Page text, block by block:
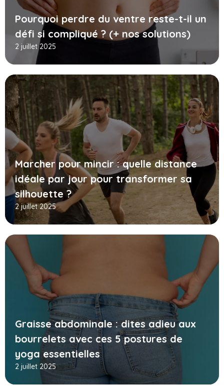
Pourquoi perdre du ventre reste-t-il un
défi si compliqué ? (+ nos solutions)
2 juillet 2025
Marcher pour mincir : quelle distance
idéale par jour pour transformer sa
silhouette ?
2 juillet 2025
Graisse abdominale : dites adieu aux
bourrelets avec ces 5 postures de
yoga essentielles
2 juillet 2025